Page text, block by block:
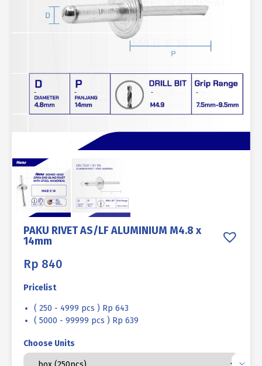
PAKU RIVET AS/LF ALUMINIUM M4.8 x
14mm
Rp 840
Pricelist
( 250 - 4999 pcs ) Rp 643
( 5000 - 99999 pcs ) Rp 639
Choose Units